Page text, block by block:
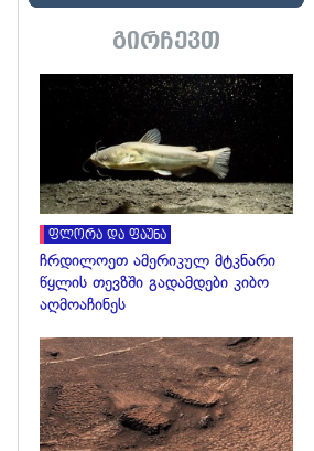
გირჩევთ
ფლორა და ფაუნა
ჩრდილოეთ ამერიკულ მტკნარი
წყლის თევზში გადამდები კიბო
აღმოაჩინეს